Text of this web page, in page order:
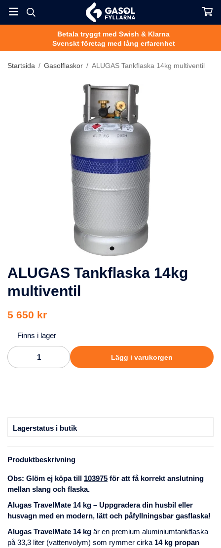
Betala tryggt med Swish & Klarna
Svenskt företag med lång erfarenhet
Startsida / Gasolflaskor / ALUGAS Tankflaska 14kg multiventil
ALUGAS Tankflaska 14kg
multiventil
5 650 kr
Finns i lager
Lägg i varukorgen
Lagerstatus i butik
Produktbeskrivning
Obs: Glöm ej köpa till 103975 för att få korrekt anslutning
mellan slang och flaska.
Alugas TravelMate 14 kg – Uppgradera din husbil eller
husvagn med en modern, lätt och påfyllningsbar gasflaska!
Alugas TravelMate 14 kg är en premium aluminiumtankflaska
på 33,3 liter (vattenvolym) som rymmer cirka 14 kg propan